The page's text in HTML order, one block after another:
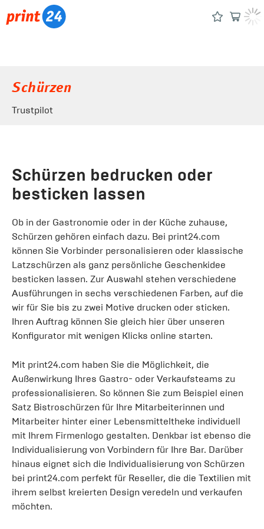
Schürzen
Trustpilot
Schürzen bedrucken oder
besticken lassen
Ob in der Gastronomie oder in der Küche zuhause,
Schürzen gehören einfach dazu. Bei print24.com
können Sie Vorbinder personalisieren oder klassische
Latzschürzen als ganz persönliche Geschenkidee
besticken lassen. Zur Auswahl stehen verschiedene
Ausführungen in sechs verschiedenen Farben, auf die
wir für Sie bis zu zwei Motive drucken oder sticken.
Ihren Auftrag können Sie gleich hier über unseren
Konfigurator mit wenigen Klicks online starten.
Mit print24.com haben Sie die Möglichkeit, die
Außenwirkung Ihres Gastro- oder Verkaufsteams zu
professionalisieren. So können Sie zum Beispiel einen
Satz Bistroschürzen für Ihre Mitarbeiterinnen und
Mitarbeiter hinter einer Lebensmitteltheke individuell
mit Ihrem Firmenlogo gestalten. Denkbar ist ebenso die
Individualisierung von Vorbindern für Ihre Bar. Darüber
hinaus eignet sich die Individualisierung von Schürzen
bei print24.com perfekt für Reseller, die die Textilien mit
ihrem selbst kreierten Design veredeln und verkaufen
möchten.